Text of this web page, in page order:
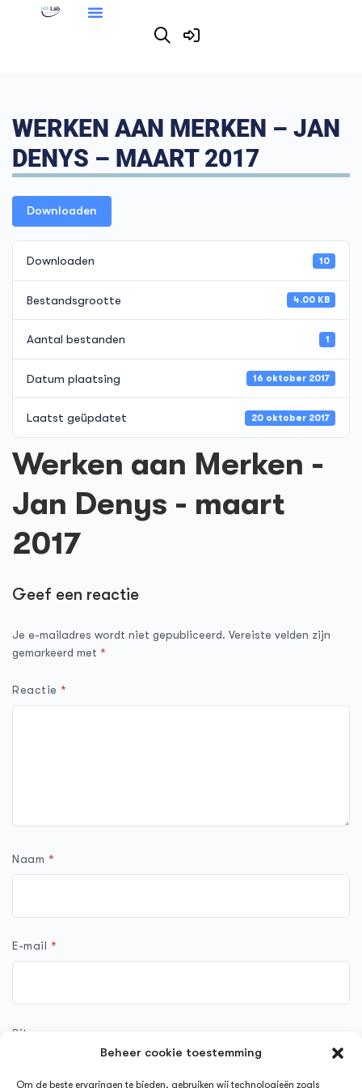
Beheer cookie toestemming
Om de beste ervaringen te bieden, gebruiken wij technologieën zoals
WERKEN AAN MERKEN – JAN
DENYS – MAART 2017
Downloaden
Downloaden 10
Bestandsgrootte 4.00 KB
Aantal bestanden 1
Datum plaatsing 16 oktober 2017
Laatst geüpdatet 20 oktober 2017
Werken aan Merken -
Jan Denys - maart
2017
Geef een reactie
Je e-mailadres wordt niet gepubliceerd. Vereiste velden zijn
gemarkeerd met *
Reactie*
Naam *
E-mail *
Site